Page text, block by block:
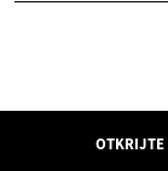
OTKRIJTE